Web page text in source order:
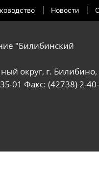
Новости
"Билибинский
округ, г. Билибино,
01 Факс: (42738) 2-